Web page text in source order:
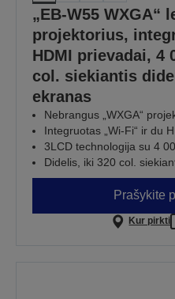
„EB-W55 WXGA“
projektorius,
HDMI prievadai, 4
col. siekiantis
ekranas
Nebrangus „WXGA“
Integruotas „Wi-Fi“ ir du
3LCD technologija su 4
Didelis, iki 320 col.
Prašykite
Kur pirkti